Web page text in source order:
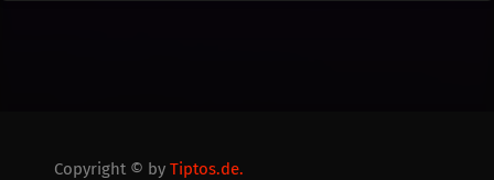
Copyright © by Tiptos.de.